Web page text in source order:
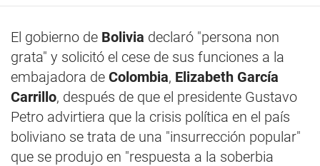
El gobierno de Bolivia declaró "persona non
grata" y solicitó el cese de sus funciones a la
embajadora de Colombia, Elizabeth García
Carrillo, después de que el presidente Gustavo
Petro advirtiera que la crisis política en el país
boliviano se trata de una "insurrección popular"
que se produjo en "respuesta a la soberbia